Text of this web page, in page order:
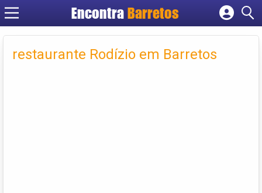
Encontra Barretos
Cadastrar empresa
Criar conta
restaurante Rodízio em Barretos